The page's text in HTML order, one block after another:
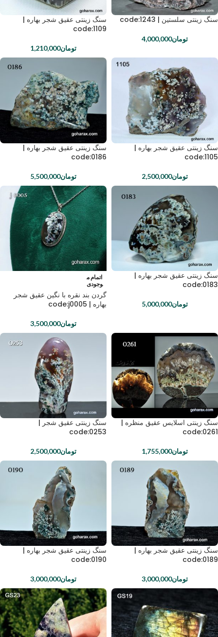
سنگ زینتی سلستین | code:1243
تومان4,000,000
سنگ زینتی عقیق شجر بهاره |
code:1109
تومان1,210,000
سنگ زینتی عقیق شجر بهاره |
code:1105
تومان2,500,000
سنگ زینتی عقیق شجر بهاره |
code:0186
تومان5,500,000
سنگ زینتی عقیق شجر بهاره |
code:0183
تومان5,000,000
اتمام م
وجودی
گردن بند نقره با نگین عقیق شجر
بهاره | code:j0005
تومان3,500,000
سنگ زینتی اسلایس عقیق منظره |
code:0261
تومان1,755,000
سنگ زینتی عقیق شجر |
code:0253
تومان2,500,000
سنگ زینتی عقیق شجر بهاره |
code:0189
تومان3,000,000
سنگ زینتی عقیق شجر بهاره |
code:0190
تومان3,000,000